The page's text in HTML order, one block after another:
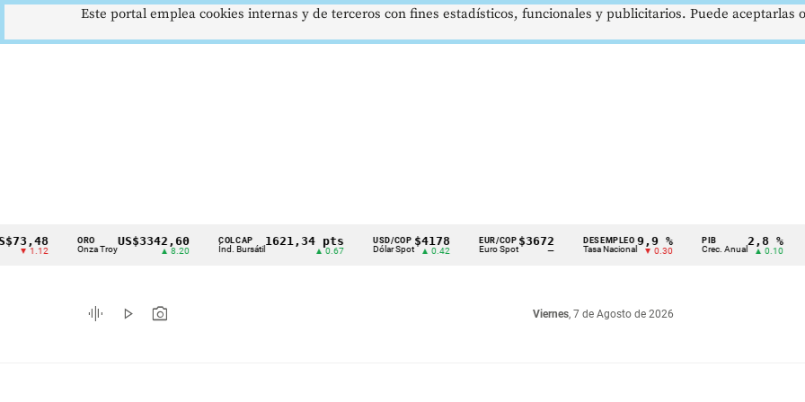
Cintillo
indicadores
económicos
ORO
Onza Troy
US$3342,60 COLCAP
Índ. Bursátil
1621,34 pts USD/COP
Dólar Spot
$4178
▲ 0.42
EUR/COP
Euro Spot
$3672
—
DESEMPLEO
Tasa Nacional
9,9 %
▼ 0.30
PIB
Crec. Anual
2,8 %
▲ 0.10
TRM
Tasa
graphic_eq play_arrow photo_camera Viernes, 7 de Agosto de 2026
Este portal emplea cookies internas y de terceros con fines estadísticos, funcionales y publicitarios. Puede aceptarlas